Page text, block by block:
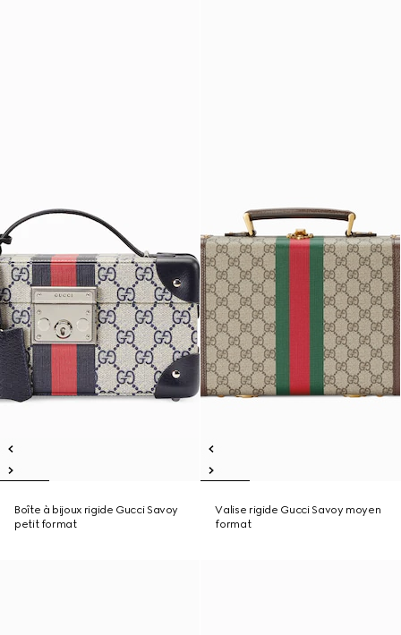
Boîte à bijoux rigide Gucci Savoy
petit format
Valise rigide Gucci Savoy moyen
format